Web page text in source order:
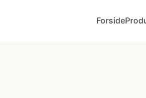
Forside